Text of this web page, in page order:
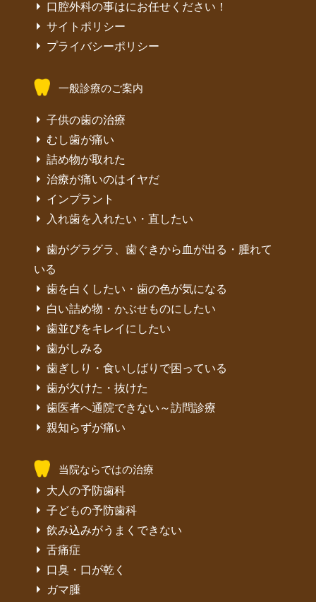
口腔外科の事はにお任せください！
サイトポリシー
プライバシーポリシー
一般診療のご案内
子供の歯の治療
むし歯が痛い
詰め物が取れた
治療が痛いのはイヤだ
インプラント
入れ歯を入れたい・直したい
歯がグラグラ、歯ぐきから血が出る・腫れて
いる
歯を白くしたい・歯の色が気になる
白い詰め物・かぶせものにしたい
歯並びをキレイにしたい
歯がしみる
歯ぎしり・食いしばりで困っている
歯が欠けた・抜けた
歯医者へ通院できない～訪問診療
親知らずが痛い
当院ならではの治療
大人の予防歯科
子どもの予防歯科
飲み込みがうまくできない
舌痛症
口臭・口が乾く
ガマ腫